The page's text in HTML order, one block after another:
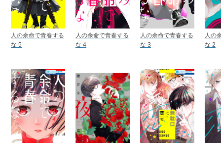
人の余命で青春する
な 5
人の余命で青春する
な 4
人の余命で青春する
な 3
人の
な 2